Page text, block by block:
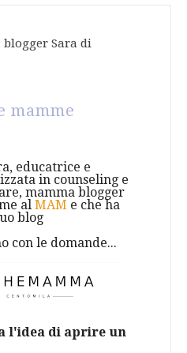
Sara di
mamme
educatrice e
in counseling e
mamma blogger
al MAM e che ha
blog
con le domande...
l'idea di aprire un